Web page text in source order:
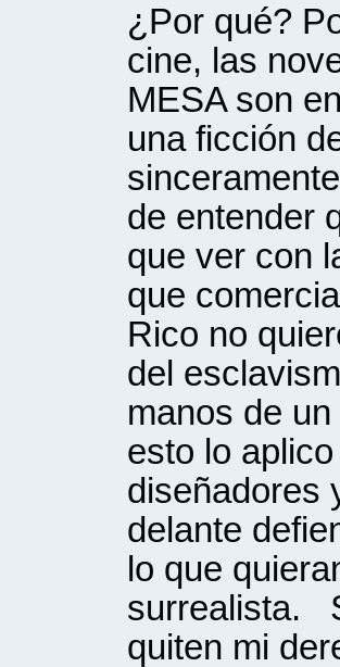
¿Por qué?
cine, las
MESA son
una ficción
de entender
que ver con
que
Rico no
del
manos de
esto lo
delante
lo que
surrealista.
quiten mi